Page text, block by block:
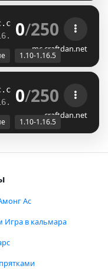
//
1.16.5 //
0/250
mc.craftdan.net
1.10-1.16.5
//
1.16.5 //
0/250
craftdan.net
1.10-1.16.5
Ас
в кальмара